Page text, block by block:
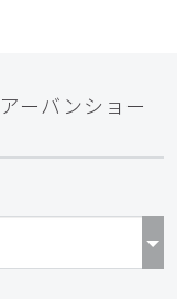
ーバンショー